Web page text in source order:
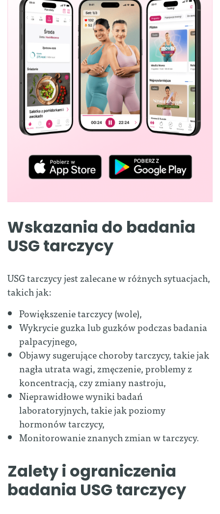
Wskazania do badania
USG tarczycy
USG tarczycy jest zalecane w różnych sytuacjach,
takich jak:
Powiększenie tarczycy (wole),
Wykrycie guzka lub guzków podczas badania
palpacyjnego,
Objawy sugerujące choroby tarczycy, takie jak
nagła utrata wagi, zmęczenie, problemy z
koncentracją, czy zmiany nastroju,
Nieprawidłowe wyniki badań
laboratoryjnych, takie jak poziomy
hormonów tarczycy,
Monitorowanie znanych zmian w tarczycy.
Zalety i ograniczenia
badania USG tarczycy